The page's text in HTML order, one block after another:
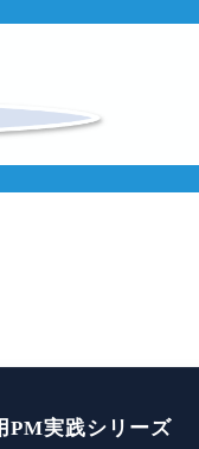
PM実践シリーズ